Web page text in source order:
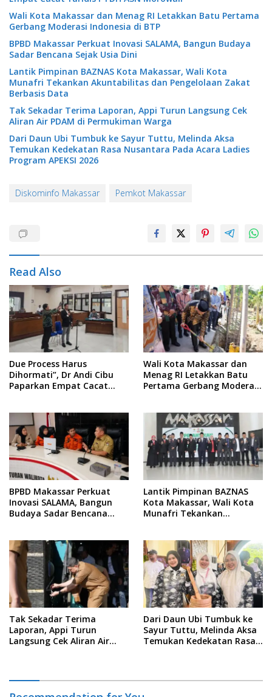
Wali Kota Makassar dan Menag RI Letakkan Batu Pertama
Gerbang Moderasi Indonesia di BTP
BPBD Makassar Perkuat Inovasi SALAMA, Bangun Budaya
Sadar Bencana Sejak Usia Dini
Lantik Pimpinan BAZNAS Kota Makassar, Wali Kota
Munafri Tekankan Akuntabilitas dan Pengelolaan Zakat
Berbasis Data
Tak Sekadar Terima Laporan, Appi Turun Langsung Cek
Aliran Air PDAM di Permukiman Warga
Dari Daun Ubi Tumbuk ke Sayur Tuttu, Melinda Aksa
Temukan Kedekatan Rasa Nusantara Pada Acara Ladies
Program APEKSI 2026
Diskominfo Makassar Pemkot Makassar
Read Also
Due Process Harus
Dihormati”, Dr Andi Cibu
Paparkan Empat Cacat
Wali Kota Makassar dan
Menag RI Letakkan Batu
Pertama Gerbang Moderasi
BPBD Makassar Perkuat
Inovasi SALAMA, Bangun
Budaya Sadar Bencana
Lantik Pimpinan BAZNAS
Kota Makassar, Wali Kota
Munafri Tekankan
Data
Tak Sekadar Terima
Laporan, Appi Turun
Langsung Cek Aliran Air
Dari Daun Ubi Tumbuk ke
Sayur Tuttu, Melinda Aksa
Temukan Kedekatan Rasa